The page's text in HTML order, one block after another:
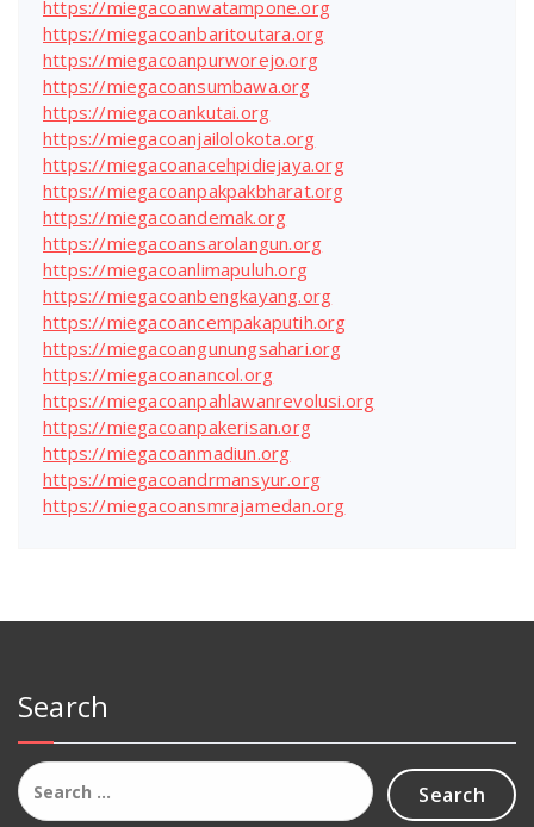
https://miegacoanwatampone.org
https://miegacoanbaritoutara.org
https://miegacoanpurworejo.org
https://miegacoansumbawa.org
https://miegacoankutai.org
https://miegacoanjailolokota.org
https://miegacoanacehpidiejaya.org
https://miegacoanpakpakbharat.org
https://miegacoandemak.org
https://miegacoansarolangun.org
https://miegacoanlimapuluh.org
https://miegacoanbengkayang.org
https://miegacoancempakaputih.org
https://miegacoangunungsahari.org
https://miegacoanancol.org
https://miegacoanpahlawanrevolusi.org
https://miegacoanpakerisan.org
https://miegacoanmadiun.org
https://miegacoandrmansyur.org
https://miegacoansmrajamedan.org
Search
Search
for: